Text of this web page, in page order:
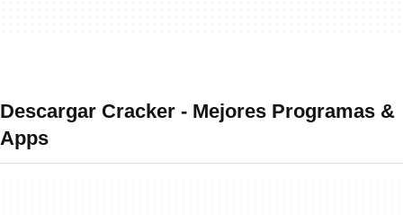
Descargar Cracker - Mejores Programas &
Apps